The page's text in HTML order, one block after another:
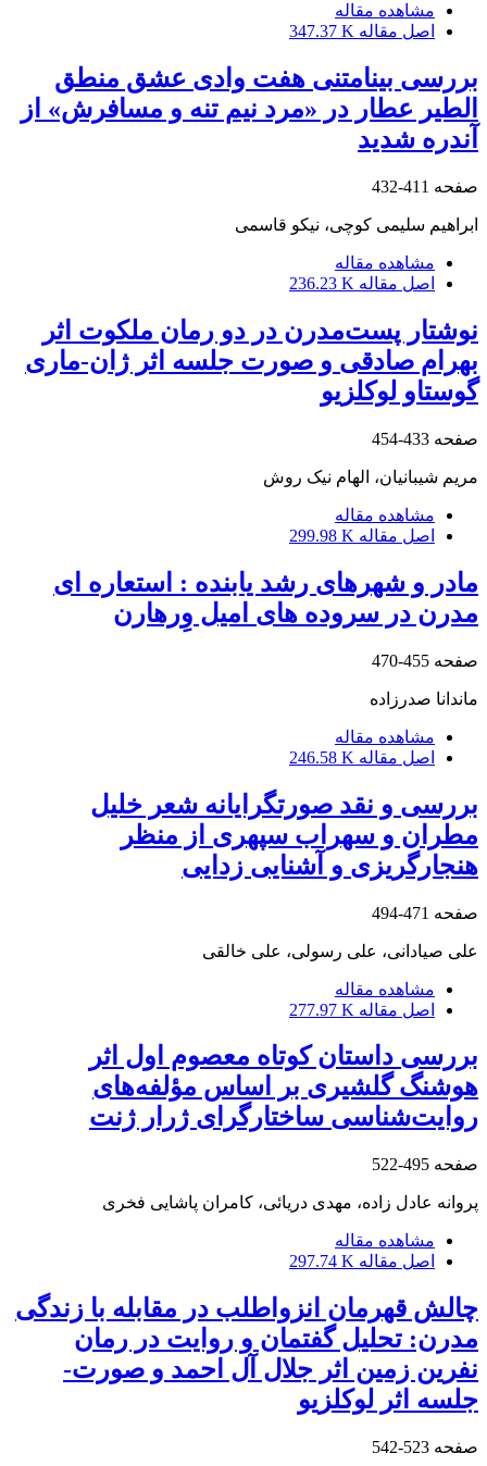
مشاهده مقاله
اصل مقاله 347.37 K
بررسی بینامتنی هفت وادی عشق منطق
الطیر عطار در «مرد نیم تنه و مسافرش» از
آندره شدید
صفحه 411-432
ابراهیم سلیمی کوچی، نیکو قاسمی
مشاهده مقاله
اصل مقاله 236.23 K
نوشتار پست‌مدرن در دو رمان ملکوت اثر
بهرام صادقی و صورت جلسه اثر ژان-ماری
گوستاو لوکلزیو
صفحه 433-454
مریم شیبانیان، الهام نیک روش
مشاهده مقاله
اصل مقاله 299.98 K
مادر و شهرهای رشد یابنده : استعاره ای
مدرن در سروده های امیل وِرهارن
صفحه 455-470
ماندانا صدرزاده
مشاهده مقاله
اصل مقاله 246.58 K
بررسی و نقد صورتگرایانه شعر خلیل
مطران و سهراب سپهری از منظر
هنجارگریزی و آشنایی زدایی
صفحه 471-494
علی صیادانی، علی رسولی، علی خالقی
مشاهده مقاله
اصل مقاله 277.97 K
بررسی داستان کوتاه معصوم اول اثر
هوشنگ گلشیری بر اساس مؤلفه‌های
روایت‌شناسی ساختارگرای ژرار ژنت
صفحه 495-522
پروانه عادل زاده، مهدی دریائی، کامران پاشایی فخری
مشاهده مقاله
اصل مقاله 297.74 K
چالش قهرمان انزوا‌طلب در مقابله با زندگی
مدرن: تحلیل گفتمان و روایت در رمان
نفرین زمین اثر جلال آل احمد و صورت-
جلسه اثر لوکلزیو
صفحه 523-542